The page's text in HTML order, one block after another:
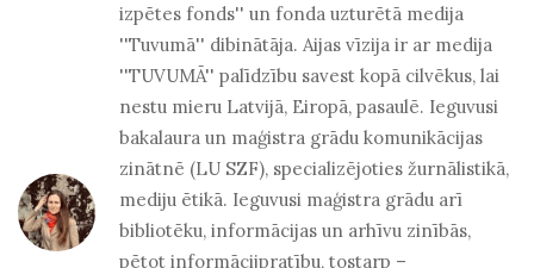
izpētes fonds'' un fonda uzturētā medija
''Tuvumā'' dibinātāja. Aijas vīzija ir ar medija
''TUVUMĀ'' palīdzību savest kopā cilvēkus, lai
nestu mieru Latvijā, Eiropā, pasaulē. Ieguvusi
bakalaura un maģistra grādu komunikācijas
zinātnē (LU SZF), specializējoties žurnālistikā,
mediju ētikā. Ieguvusi maģistra grādu arī
bibliotēku, informācijas un arhīvu zinībās,
pētot informācijpratību, tostarp –